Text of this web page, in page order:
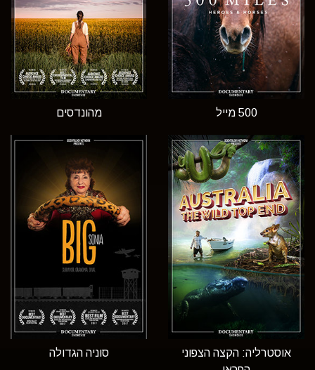
500 מייל מהונדסים
אוסטרליה: הקצה הצפוני
סוניה הגדולה